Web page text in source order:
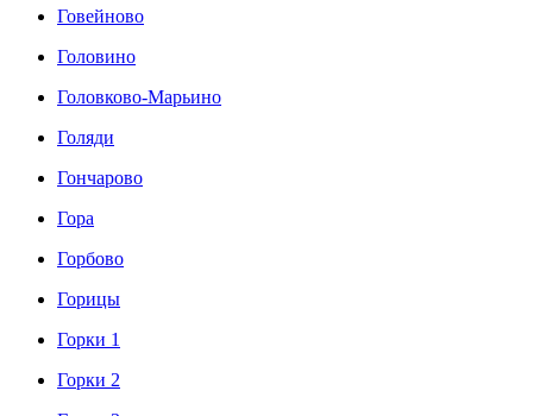
Говейново
Головино
Головково-Марьино
Голяди
Гончарово
Гора
Горбово
Горицы
Горки 1
Горки 2